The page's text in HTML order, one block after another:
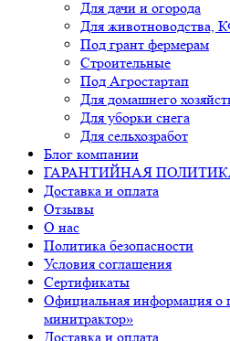
Для дачи и огорода
Для животноводства,
Под грант фермерам
Строительные
Под Агростартап
Для домашнего
Для уборки снега
Для сельхозработ
Блог компании
ГАРАНТИЙНАЯ
Доставка и оплата
Отзывы
О нас
Политика безопасности
Условия соглашения
Сертификаты
Официальная информация о
минитрактор»
Доставка и оплата